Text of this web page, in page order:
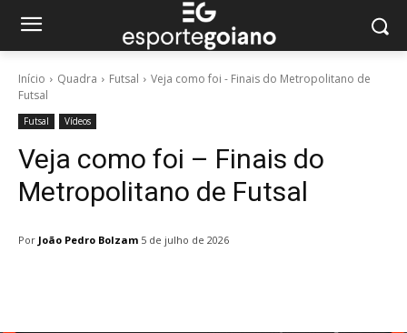
Início Quadra Futsal
Veja como foi - Finais do Metropolitano de
Futsal
Futsal Vídeos
Veja como foi – Finais do
Metropolitano de Futsal
Por João Pedro Bolzam 5 de julho de 2026